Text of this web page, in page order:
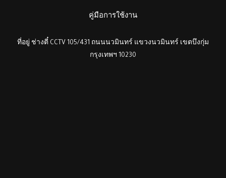
คู่มือการใช้งาน
ที่อยู่ ช่างตี๋ CCTV 105/431 ถนนนวมินทร์ แขวงนวมินทร์ เขตบึงกุ่ม
กรุงเทพฯ 10230